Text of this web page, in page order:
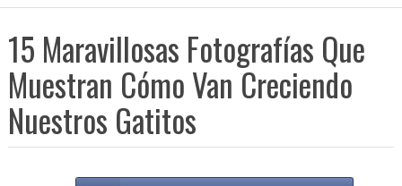
15 Maravillosas Fotografías Que
Muestran Cómo Van Creciendo
Nuestros Gatitos